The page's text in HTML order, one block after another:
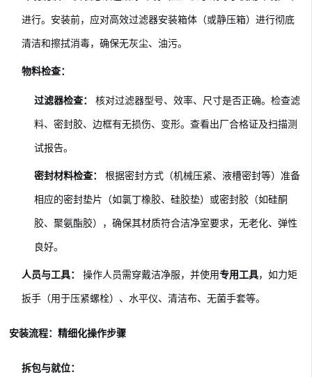
进行。安装前，应对高效过滤器安装箱体（或静压箱）进行彻底
清洁和擦拭消毒，确保无灰尘、油污。
物料检查：
过滤器检查：
核对过滤器型号、效率、尺寸是否正确。检查滤
料、密封胶、边框有无损伤、变形。查看出厂合格证及扫描测
试报告。
密封材料检查：
根据密封方式（机械压紧、液槽密封等）准备
相应的密封垫片（如氯丁橡胶、硅胶垫）或密封胶（如硅酮
胶、聚氨酯胶），确保其材质符合洁净室要求，无老化、弹性
良好。
人员与工具：
操作人员需穿戴洁净服，并使用专用工具，如力矩
扳手（用于压紧螺栓）、水平仪、清洁布、无菌手套等。
安装流程：精细化操作步骤
拆包与就位：